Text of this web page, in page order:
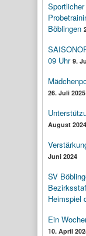
Böblingen
09 Uhr 9.
26. Juli 2025
August 2024
Juni 2024
SV
Heimspiel
Ein
10. April